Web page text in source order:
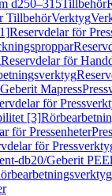
d250–315Tillbehör
TillbehörVerktyg
Reservdelar för
Reservdelar för
Mapress
för
[3]
för Pressenheter
för
db20/Geberit PE